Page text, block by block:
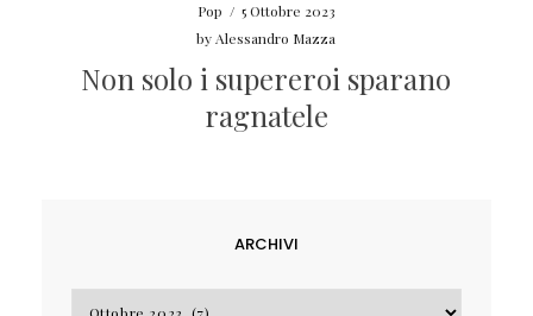
Pop / 5 Ottobre 2023
by Alessandro Mazza
Non solo i supereroi sparano
ragnatele
ARCHIVI
Archivi